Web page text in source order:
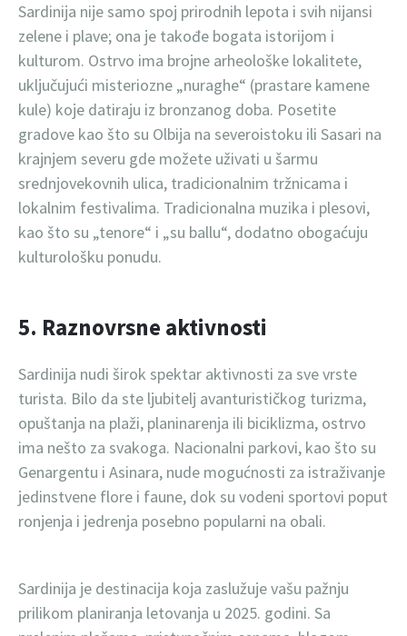
Sardinija nije samo spoj prirodnih lepota i svih nijansi
zelene i plave; ona je takođe bogata istorijom i
kulturom. Ostrvo ima brojne arheološke lokalitete,
uključujući misteriozne „nuraghe“ (prastare kamene
kule) koje datiraju iz bronzanog doba. Posetite
gradove kao što su Olbija na severoistoku ili Sasari na
krajnjem severu gde možete uživati u šarmu
srednjovekovnih ulica, tradicionalnim tržnicama i
lokalnim festivalima. Tradicionalna muzika i plesovi,
kao što su „tenore“ i „su ballu“, dodatno obogaćuju
kulturološku ponudu.
5. Raznovrsne aktivnosti
Sardinija nudi širok spektar aktivnosti za sve vrste
turista. Bilo da ste ljubitelj avanturističkog turizma,
opuštanja na plaži, planinarenja ili biciklizma, ostrvo
ima nešto za svakoga. Nacionalni parkovi, kao što su
Genargentu i Asinara, nude mogućnosti za istraživanje
jedinstvene flore i faune, dok su vodeni sportovi poput
ronjenja i jedrenja posebno popularni na obali.
Sardinija je destinacija koja zaslužuje vašu pažnju
prilikom planiranja letovanja u 2025. godini. Sa